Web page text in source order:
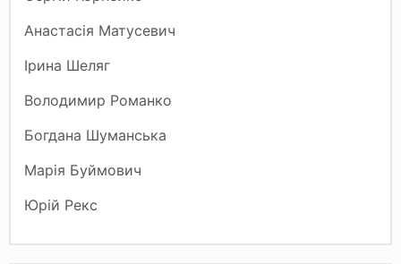
Анастасія Матусевич
Ірина Шеляг
Володимир Романко
Богдана Шуманська
Марія Буймович
Юрій Рекс